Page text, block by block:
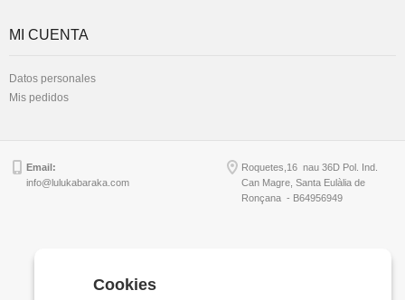
MI CUENTA
Datos personales
Mis pedidos
Email:
info@lulukabaraka.com
Roquetes,16 nau 36D Pol. Ind.
Can Magre, Santa Eulàlia de
Ronçana - B64956949
Cookies